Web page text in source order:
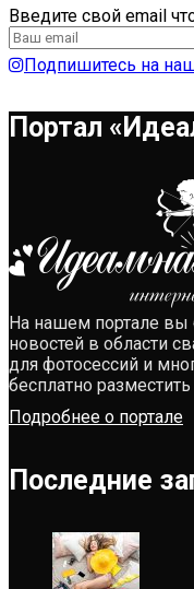
Введите свой email
Подпишитесь на
Портал
На нашем портале вы
новостей в области
для фотосессий и
бесплатно
Подробнее о портале
Последние